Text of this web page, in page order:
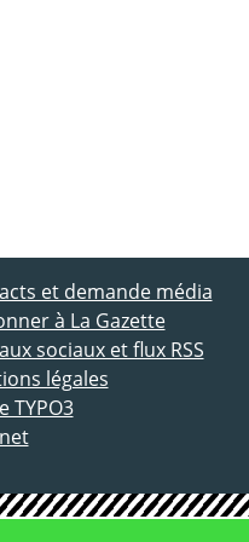
Facebook
profil Twitter
et demande média
à La Gazette
sociaux et flux RSS
légales
TYPO3